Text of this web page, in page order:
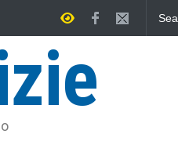
Provinciale di Viterbo